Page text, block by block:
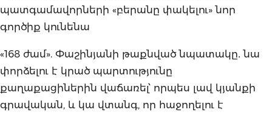
պատգամավորների «բերանը փակելու» նոր
գործիք կունենա
«168 ժամ». Փաշինյանի թաքնված նպատակը․ նա
փորձելու է կրած պարտությունը
քաղաքացիներին վաճառել՝ որպես լավ կյանքի
գրավական, և կա վտանգ, որ հաջողելու է